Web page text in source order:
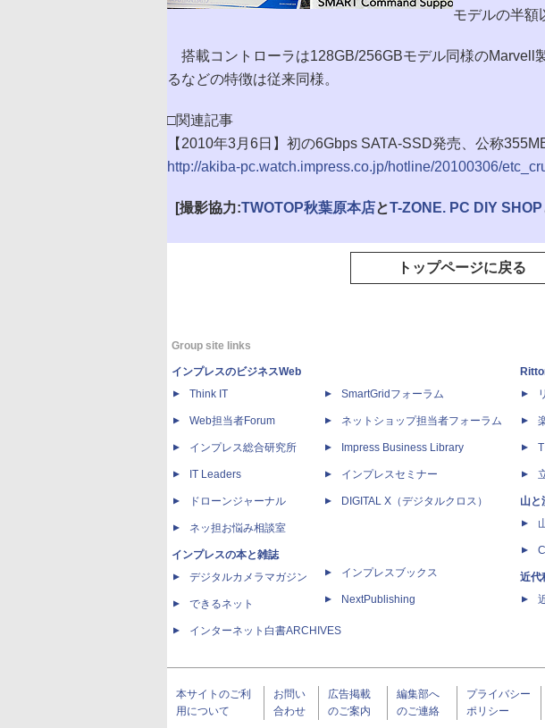
モデルの半額
搭載コントローラは128GB/256GBモデル同様のMarvell
るなどの特徴は従来同様。
□関連記事
【2010年3月6日】初の6Gbps SATA-SSD発売、公称
http://akiba-pc.watch.impress.co.jp/hotline/20100306/
[撮影協力:TWOTOP秋葉原本店とT-ZONE. PC DIY SHOP
トップページに戻る
Group site links
インプレスのビジネスWeb
Think IT
Web担当者Forum
インプレス総合研究所
IT Leaders
ドローンジャーナル
ネッ担お悩み相談室
インプレスの本と雑誌
デジタルカメラマガジン
できるネット
インターネット白書ARCHIVES
SmartGridフォーラム
ネットショップ担当者フォーラム
Impress Business Library
インプレスセミナー
DIGITAL X（デジタルクロス）
インプレスブックス
NextPublishing
山と
近代
本サイトのご利
用について
お問い
合わせ
広告掲載
のご案内
編集部へ
のご連絡
プライバシー
ポリシー